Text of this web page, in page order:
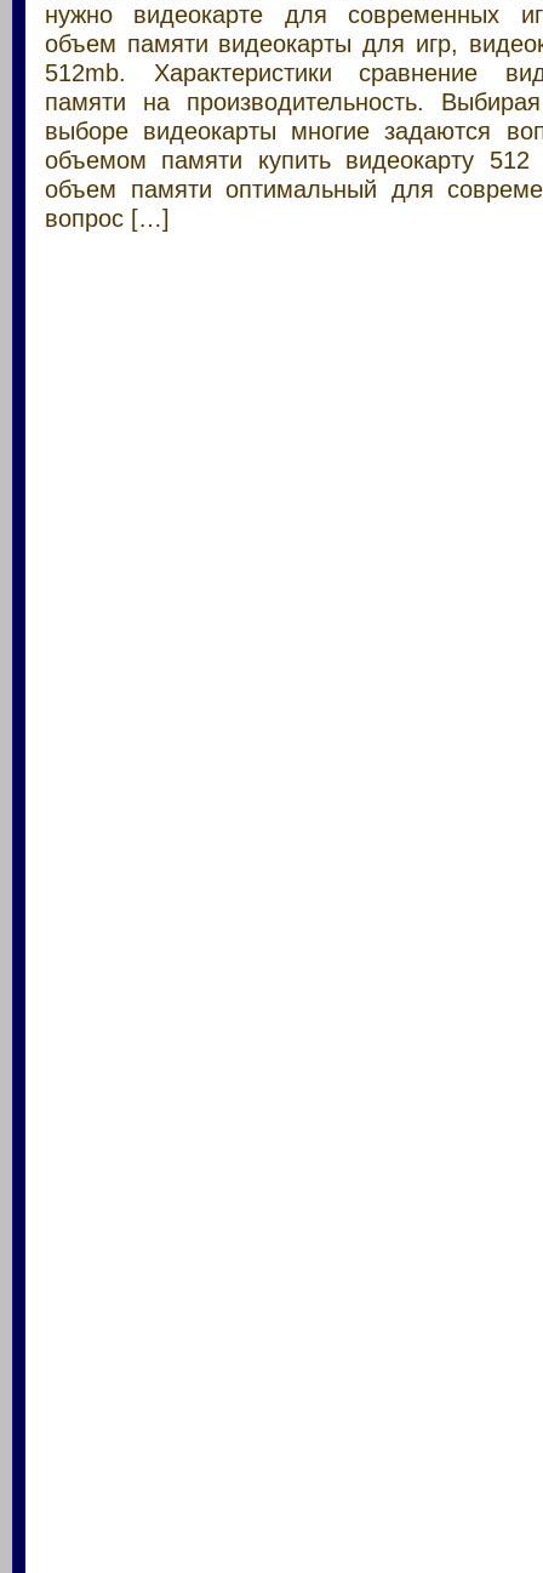
нужно видеокарте для современных
объем памяти видеокарты для игр,
512mb. Характеристики сравнение
памяти на производительность.
выборе видеокарты многие задаются
объемом памяти купить видеокарту
объем памяти оптимальный для
вопрос […]